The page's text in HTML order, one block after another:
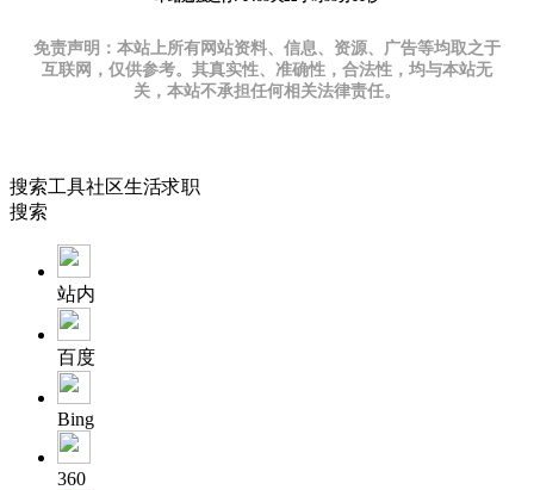
免责声明：本站上所有网站资料、信息、资源、广告等均取之于
互联网，仅供参考。其真实性、准确性，合法性，均与本站无
关，本站不承担任何相关法律责任。
搜索工具社区生活求职
搜索
站内
百度
Bing
360